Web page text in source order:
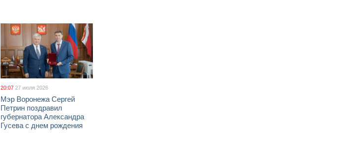
20:07 27 июля 2026
Мэр Воронежа Сергей
Петрин поздравил
губернатора Александра
Гусева с днем рождения